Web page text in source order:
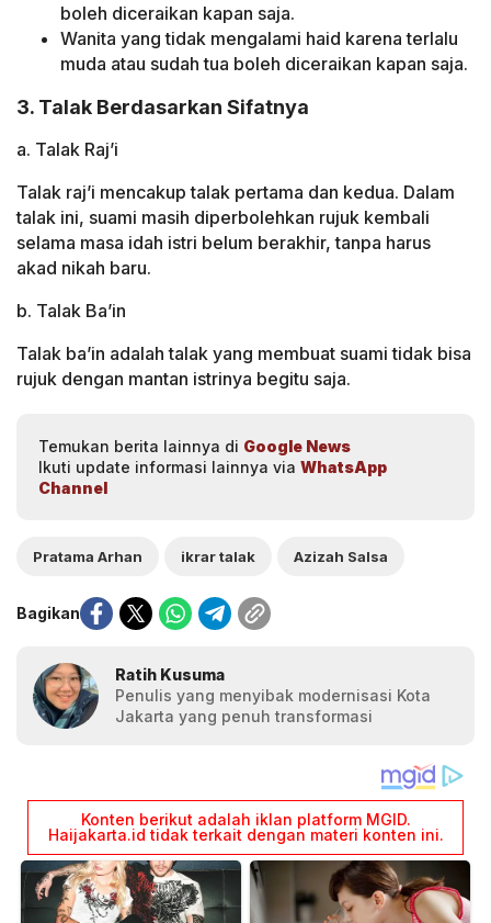
boleh diceraikan kapan saja.
Wanita yang tidak mengalami haid karena terlalu
muda atau sudah tua boleh diceraikan kapan saja.
3. Talak Berdasarkan Sifatnya
a. Talak Raj’i
Talak raj’i mencakup talak pertama dan kedua. Dalam
talak ini, suami masih diperbolehkan rujuk kembali
selama masa idah istri belum berakhir, tanpa harus
akad nikah baru.
b. Talak Ba’in
Talak ba’in adalah talak yang membuat suami tidak bisa
rujuk dengan mantan istrinya begitu saja.
Temukan berita lainnya di Google News
Ikuti update informasi lainnya via WhatsApp
Channel
Pratama Arhan ikrar talak Azizah Salsa
Bagikan
Ratih Kusuma
Penulis yang menyibak modernisasi Kota
Jakarta yang penuh transformasi